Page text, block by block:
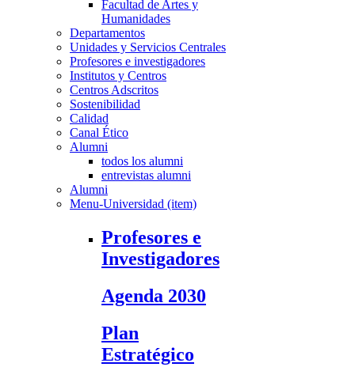
Facultad de Artes y
Humanidades
Departamentos
Unidades y Servicios Centrales
Profesores e investigadores
Institutos y Centros
Centros Adscritos
Sostenibilidad
Calidad
Canal Ético
Alumni
todos los alumni
entrevistas alumni
Alumni
Menu-Universidad (item)
Profesores e
Investigadores
Agenda 2030
Plan
Estratégico